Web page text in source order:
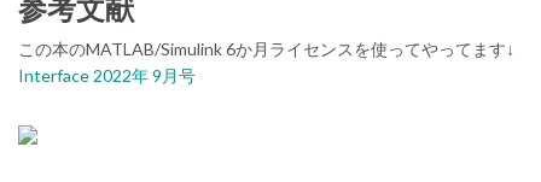
参考文献
この本のMATLAB/Simulink 6か月ライセンスを使ってやってます↓
Interface 2022年 9月号